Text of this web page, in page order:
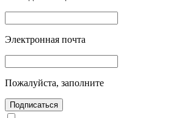
Электронная почта
Пожалуйста, заполните
Подписаться